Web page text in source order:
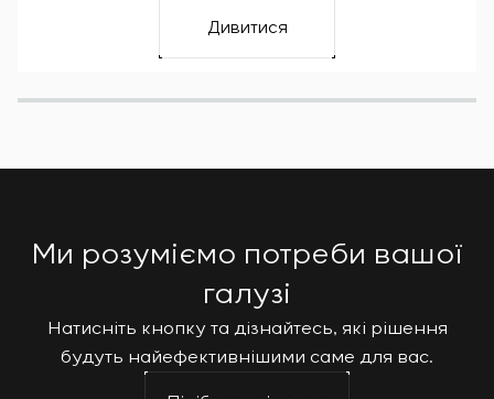
Дивитися
Ми розуміємо потреби вашої
галузі
Натисніть кнопку та дізнайтесь, які рішення
будуть найефективнішими саме для вас.